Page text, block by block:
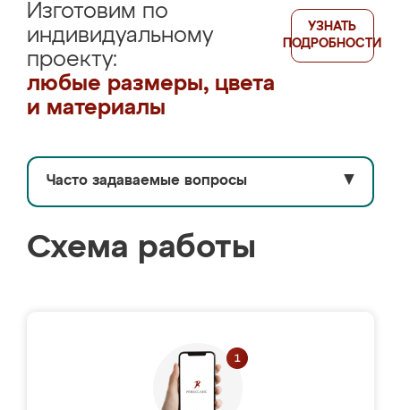
Изготовим по
индивидуальному
проекту:
любые размеры, цвета
и материалы
УЗНАТЬ
ПОДРОБНОСТИ
Часто задаваемые вопросы ▼
Схема работы